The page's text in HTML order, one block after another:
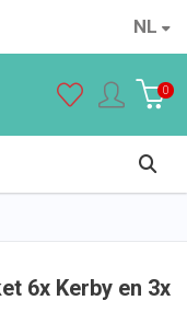
NL
0
6x Kerby en 3x